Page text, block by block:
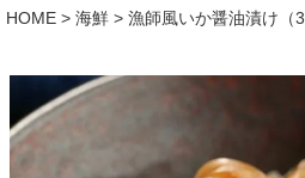
HOME 海鮮 漁師風いか醤油漬け（